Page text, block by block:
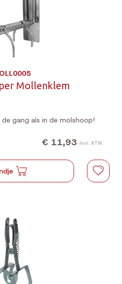
Mollenklem
gang als in de molshoop!
€ 11,93 Incl. BTW